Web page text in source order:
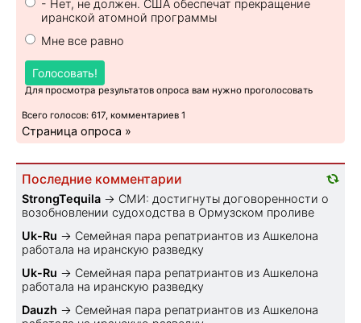
- Нет, не должен. США обеспечат прекращение
иранской атомной программы
Мне все равно
Голосовать!
Для просмотра результатов опроса вам нужно проголосовать
Всего голосов: 617, комментариев 1
Страница опроса »
Последние комментарии
StrongTequila → СМИ: достигнуты договоренности о
возобновлении судоходства в Ормузском проливе
Uk-Ru → Семейная пара репатриантов из Ашкелона
работала на иранскую разведку
Uk-Ru → Семейная пара репатриантов из Ашкелона
работала на иранскую разведку
Dauzh → Семейная пара репатриантов из Ашкелона